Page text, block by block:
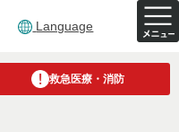
Language
救急医療・消防